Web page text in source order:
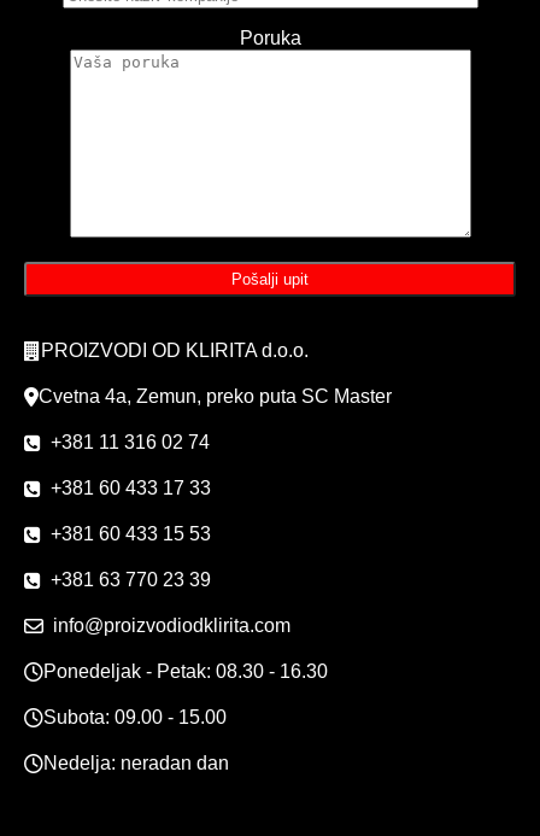
Poruka
PROIZVODI OD KLIRITA d.o.o.
Cvetna 4a, Zemun, preko puta SC Master
+381 11 316 02 74
+381 60 433 17 33
+381 60 433 15 53
+381 63 770 23 39
info@proizvodiodklirita.com
Ponedeljak - Petak: 08.30 - 16.30
Subota: 09.00 - 15.00
Nedelja: neradan dan